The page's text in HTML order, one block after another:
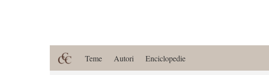
Teme Autori Enciclopedie